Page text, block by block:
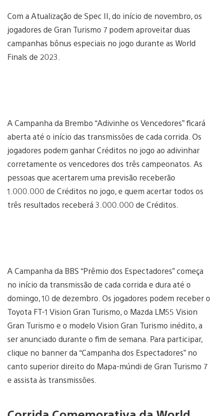
Com a Atualização de Spec II, do início de novembro, os
jogadores de Gran Turismo 7 podem aproveitar duas
campanhas bônus especiais no jogo durante as World
Finals de 2023.
A Campanha da Brembo “Adivinhe os Vencedores” ficará
aberta até o início das transmissões de cada corrida. Os
jogadores podem ganhar Créditos no jogo ao adivinhar
corretamente os vencedores dos três campeonatos. As
pessoas que acertarem uma previsão receberão
1.000.000 de Créditos no jogo, e quem acertar todos os
três resultados receberá 3.000.000 de Créditos.
A Campanha da BBS “Prêmio dos Espectadores” começa
no início da transmissão de cada corrida e dura até o
domingo, 10 de dezembro. Os jogadores podem receber o
Toyota FT-1 Vision Gran Turismo, o Mazda LM55 Vision
Gran Turismo e o modelo Vision Gran Turismo inédito, a
ser anunciado durante o fim de semana. Para participar,
clique no banner da “Campanha dos Espectadores” no
canto superior direito do Mapa-múndi de Gran Turismo 7
e assista às transmissões.